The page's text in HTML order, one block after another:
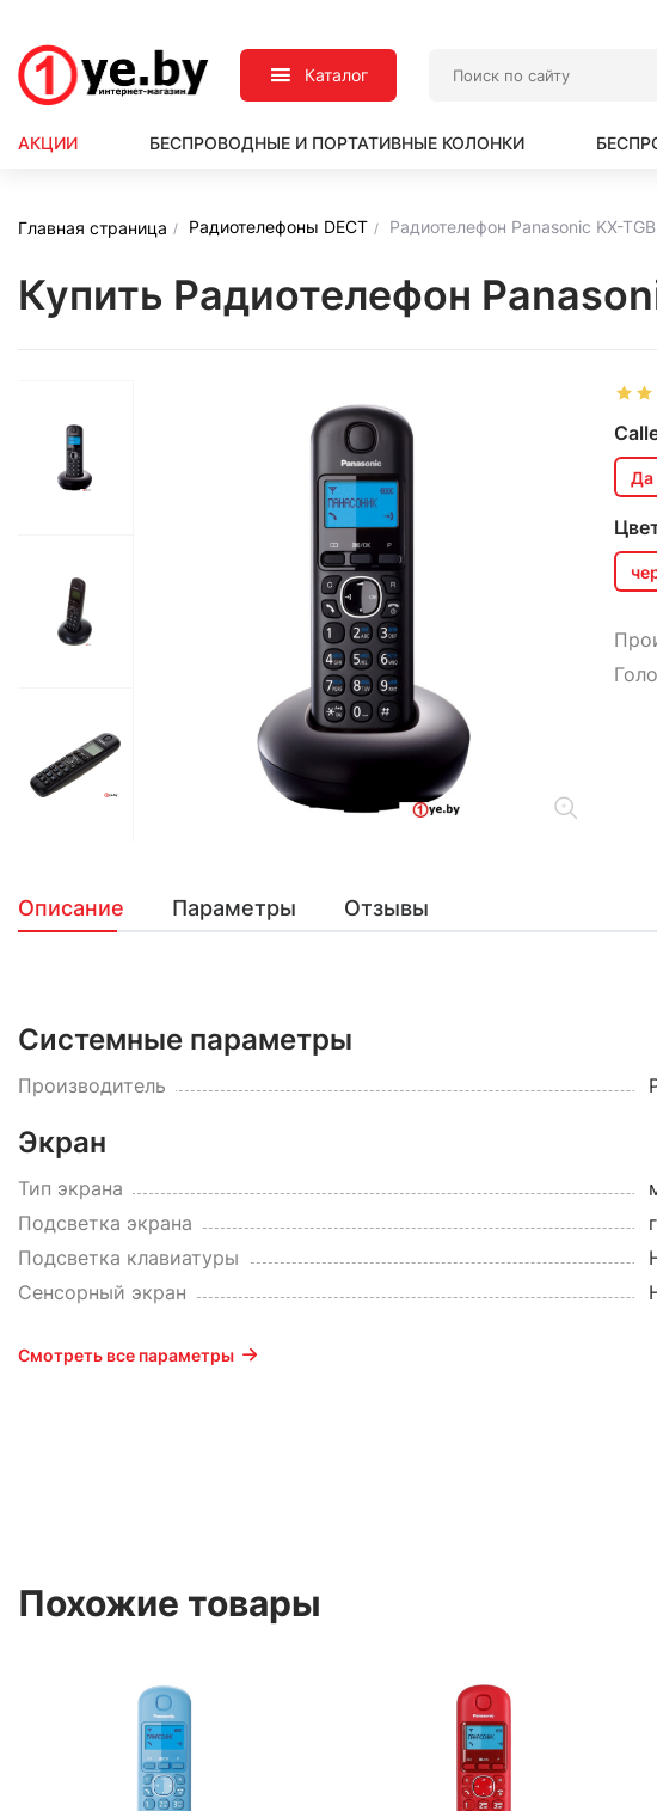
Каталог
АКЦИИ БЕСПРОВОДНЫЕ И ПОРТАТИВНЫЕ КОЛОНКИ
Главная страница Радиотелефоны DECT Радиотелефон Panasonic KX-
Купить Радиотелефон
Да
Описание Параметры Отзывы
Системные параметры
Производитель
Экран
Тип экрана
Подсветка экрана
Подсветка клавиатуры
Сенсорный экран
Смотреть все параметры
Похожие товары